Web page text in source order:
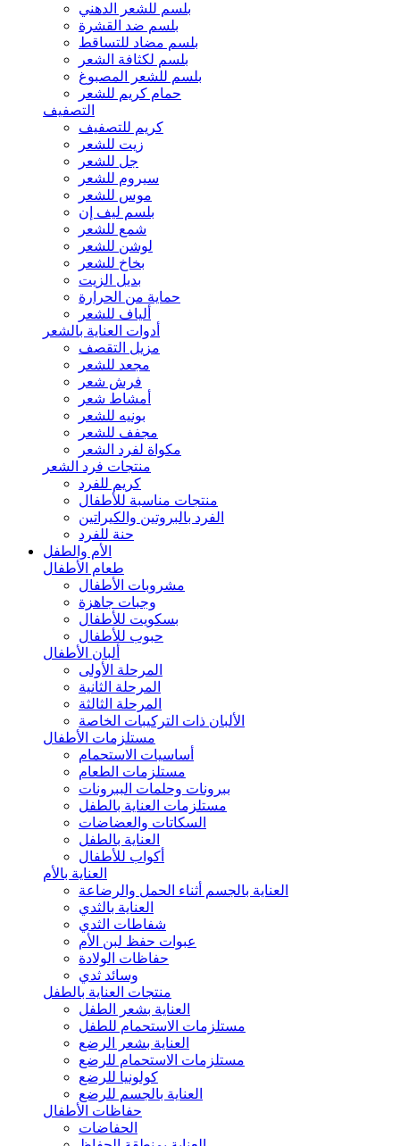
بلسم للشعر الدهني
بلسم ضد القشرة
بلسم مضاد للتساقط
بلسم لكثافة الشعر
بلسم للشعر المصبوغ
حمام كريم للشعر
التصفيف
كريم للتصفيف
زيت للشعر
جل للشعر
سيروم للشعر
موس للشعر
بلسم ليف إن
شمع للشعر
لوشن للشعر
بخاخ للشعر
بديل الزيت
حماية من الحرارة
ألياف للشعر
أدوات العناية بالشعر
مزيل التقصف
مجعد للشعر
فرش شعر
أمشاط شعر
بونيه للشعر
مجفف للشعر
مكواة لفرد الشعر
منتجات فرد الشعر
كريم للفرد
منتجات مناسبة للأطفال
الفرد بالبروتين والكيراتين
حنة للفرد
الأم والطفل
طعام الأطفال
مشروبات الأطفال
وجبات جاهزة
بسكويت للأطفال
حبوب للأطفال
ألبان الأطفال
المرحلة الأولى
المرحلة الثانية
المرحلة الثالثة
الألبان ذات التركيبات الخاصة
مستلزمات الأطفال
أساسيات الاستحمام
مستلزمات الطعام
ببرونات وحلمات الببرونات
مستلزمات العناية بالطفل
السكاتات والعضاضات
العناية بالطفل
أكواب للأطفال
العناية بالأم
العناية بالجسم أثناء الحمل والرضاعة
العناية بالثدي
شفاطات الثدي
عبوات حفظ لبن الأم
حفاظات الولادة
وسائد ثدي
منتجات العناية بالطفل
العناية بشعر الطفل
مستلزمات الاستحمام للطفل
العناية بشعر الرضع
مستلزمات الاستحمام للرضع
كولونيا للرضع
العناية بالجسم للرضع
حفاظات الأطفال
الحفاضات